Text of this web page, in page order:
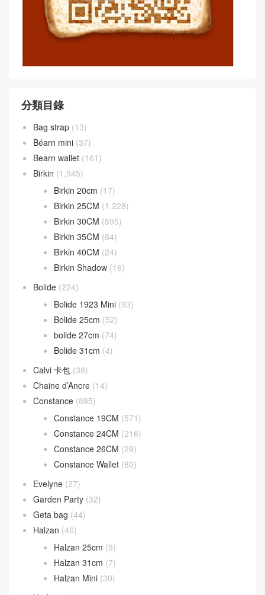
分類目錄
Bag strap(13)
Béarn mini(37)
Bearn wallet(161)
Birkin (1,945)
Birkin 20cm
Birkin 25CM (1,228)
Birkin 30CM (595)
Birkin 35CM (84)
Birkin 40CM (24)
Birkin Shadow
Bolide(224)
Bolide 1923 Mini
Bolide 25cm(52)
bolide 27cm(74)
Bolide 31cm(4)
Calvi 卡包(38)
Chaine d’Ancre
Constance(895)
Constance 19CM
Constance 24CM
Constance 26CM
Constance Wallet
Evelyne(27)